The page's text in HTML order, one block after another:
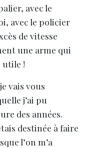
avec le
avec le policier
de vitesse
une arme qui
utile !
vais vous
j’ai pu
des années.
destinée à faire
l’on m’a